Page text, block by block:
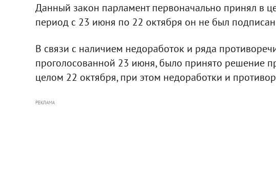
Данный закон парламент первоначально принял в
период с 23 июня по 22 октября он не был
В связи с наличием недоработок и ряда
проголосованной 23 июня, было принято решение
целом 22 октября, при этом недоработки и
РЕКЛАМА